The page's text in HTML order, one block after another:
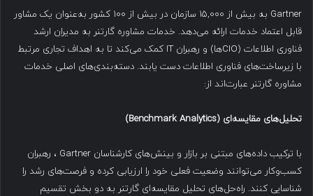
Gartner به بیش از ۱۵,۰۰۰ سازمان در بیش از ۱۰۰ کشور به‌عنوان یک مشاور
قابل اعتماد خدمات ارائه می‌دهد. خدمات مشاوره گارتنر به مدیران ارشد
فناوری اطلاعات (CIOها) و رهبران IT کمک می‌کند تا به اهداف تجاری مرتبط
با زیرساخت‌های فناوری اطلاعات دست یابند. دسته‌بندی‌های اصلی خدمات
مشاوره گارتنر عبارت‌اند از:
تحلیل‌های مقایسه‌ای (Benchmark Analytics)
با ترکیب داده‌های مبتنی بر بازار و بینش‌های کارشناسان Gartner ، رهبران
کسب‌وکار می‌توانند وضعیت فعلی خود را ارزیابی کرده و فرصت‌های رشد را
شناسایی کنند. راه‌حل‌های تحلیل مقایسه‌ای گارتنر به دو بخش تقسیم